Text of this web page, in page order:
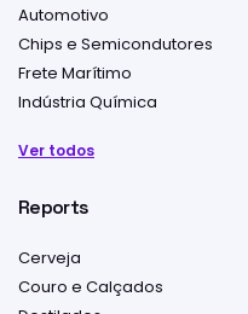
Automotivo
Chips e Semicondutores
Frete Marítimo
Indústria Química
Ver todos
Reports
Cerveja
Couro e Calçados